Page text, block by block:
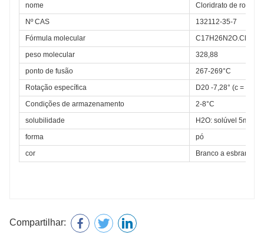
nome
Cloridrato de
Nº CAS
132112-35-7
Fórmula molecular
peso molecular
328,88
ponto de fusão
267-269°C
Rotação específica
D20 -7,28° (c = 2
Condições de armazenamento
2-8°C
solubilidade
H2O: solúvel 5mg/
forma
pó
cor
Branco a
Compartilhar: